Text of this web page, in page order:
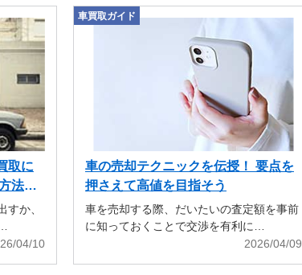
取に
法も
すか、
04/10
車買取ガイド
車の売却テクニックを伝授！ 要点を
押さえて高値を目指そう
車を売却する際、だいたいの査定額を事前
に知っておくことで交渉を有利に…
2026/04/09